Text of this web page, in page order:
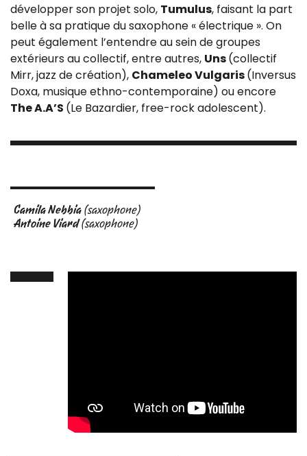
développer son projet solo, Tumulus, faisant la part
belle à sa pratique du saxophone « électrique ». On
peut également l’entendre au sein de groupes
extérieurs au collectif, entre autres, Uns(collectif
Mirr, jazz de création), Chameleo Vulgaris(Inversus
Doxa, musique ethno-contemporaine) ou encore
The A.A’S (Le Bazardier, free-rock adolescent).
Camila Nebbia (saxophone)
Antoine Viard (saxophone)